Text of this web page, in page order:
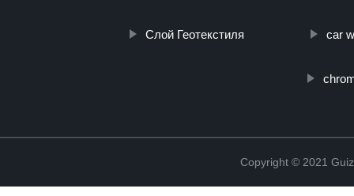
Слой Геотекстиля car
Copyright © 2021